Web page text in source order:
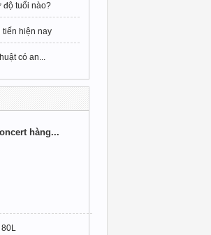
độ tuổi nào?
tiến hiện nay
có an...
hàng...
80L